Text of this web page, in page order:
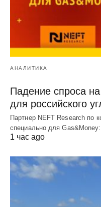
АНАЛИТИКА
Падение спроса
для российского
Партнер NEFT Research по
специально для Gas&Money:
1 час ago